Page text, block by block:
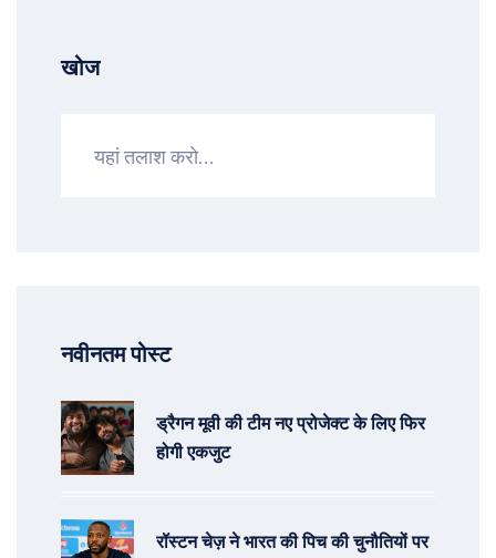
खोज
नवीनतम पोस्ट
ड्रैगन मूवी की टीम नए प्रोजेक्ट के लिए फिर
होगी एकजुट
रॉस्टन चेज़ ने भारत की पिच की चुनौतियों पर